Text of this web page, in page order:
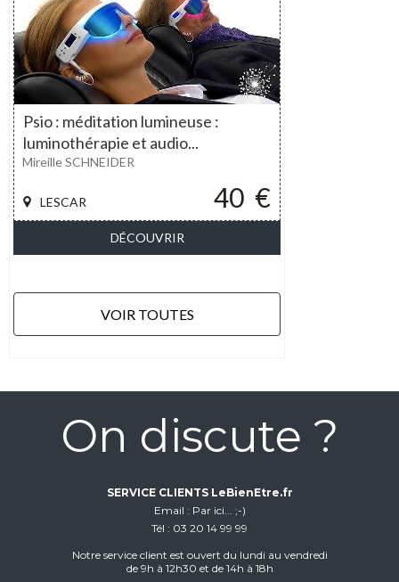
Psio : méditation lumineuse :
luminothérapie et audio...
40 €
LESCAR
Mireille SCHNEIDER
DÉCOUVRIR
VOIR TOUTES
On discute ?
SERVICE CLIENTS LeBienEtre.fr
Email
Par ici... ;-)
Tél
03 20 14 99 99
Notre service client est ouvert du lundi au vendredi
de 9h à 12h30 et de 14h à 18h